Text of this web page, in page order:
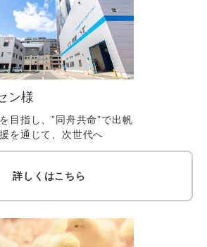
ン様
目指し、”同舟共命”で出帆
を通じて、次世代へ
詳しくはこちら